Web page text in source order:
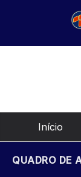
Início
QUADRO DE
DE SAÚDE